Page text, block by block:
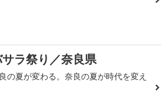
ラ祭り／奈良県
の夏が変わる。奈良の夏が時代を変え